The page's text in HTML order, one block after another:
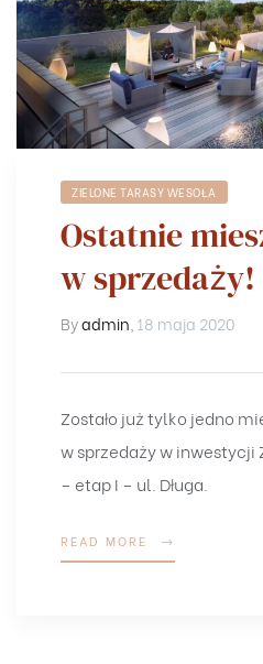
ZIELONE TARASY WESOŁA
Ostatnie
w sprzedaży!
Byadmin,18 maja 2020
Zostało już tylko jedno
w sprzedaży w inwestycji
– etap I – ul. Długa.
READ MORE